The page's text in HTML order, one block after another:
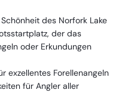
des Norfork Lake
der das
oder Erkundungen
exzellentes Forellenangeln
für Angler aller